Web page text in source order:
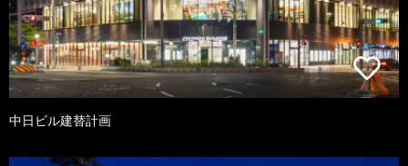
中日ビル建替計画